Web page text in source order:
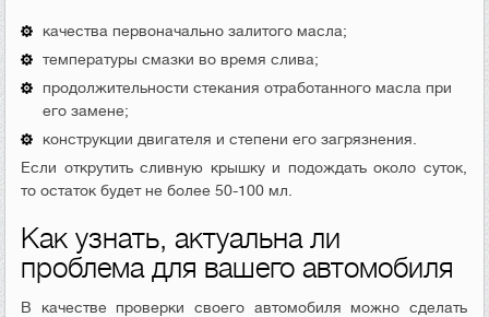
качества первоначально залитого масла;
температуры смазки во время слива;
продолжительности стекания отработанного масла при
его замене;
конструкции двигателя и степени его загрязнения.
Если открутить сливную крышку и подождать около суток,
то остаток будет не более 50-100 мл.
Как узнать, актуальна ли
проблема для вашего автомобиля
В качестве проверки своего автомобиля можно сделать